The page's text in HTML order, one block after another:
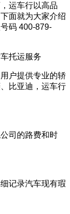
运车行以高品
面就为大家介绍
码 400-879-
托运服务
户提供专业的轿
比亚迪，运车行
司的路费和时
记录汽车现有瑕